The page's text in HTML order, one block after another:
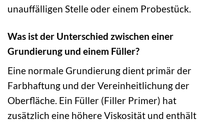
unauffälligen Stelle oder einem Probestück.
Was ist der Unterschied zwischen einer
Grundierung und einem Füller?
Eine normale Grundierung dient primär der
Farbhaftung und der Vereinheitlichung der
Oberfläche. Ein Füller (Filler Primer) hat
zusätzlich eine höhere Viskosität und enthält